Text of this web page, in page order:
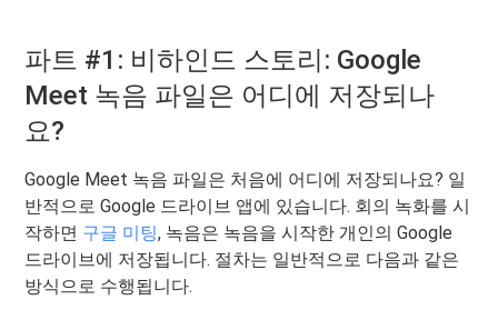
파트 #1: 비하인드 스토리: Google
Meet 녹음 파일은 어디에 저장되나
요?
Google Meet 녹음 파일은 처음에 어디에 저장되나요? 일
반적으로 Google 드라이브 앱에 있습니다. 회의 녹화를 시
작하면 구글 미팅, 녹음은 녹음을 시작한 개인의 Google
드라이브에 저장됩니다. 절차는 일반적으로 다음과 같은
방식으로 수행됩니다.